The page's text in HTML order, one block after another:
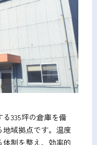
335坪の倉庫を備
域拠点です。温度
制を整え、効率的